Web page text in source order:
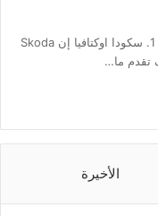
أفضل السيارات العائلية للشراء في عام 2021 1. سكودا اوكتافيا إن Skoda
الأخيرة